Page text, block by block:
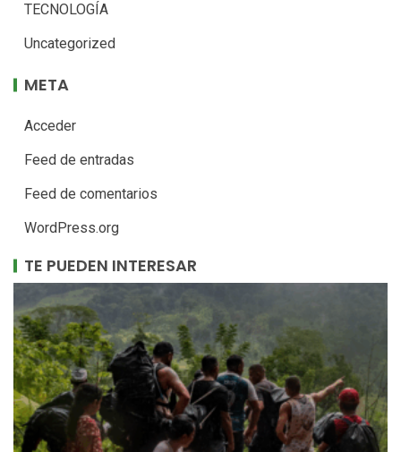
TECNOLOGÍA
Uncategorized
META
Acceder
Feed de entradas
Feed de comentarios
WordPress.org
TE PUEDEN INTERESAR